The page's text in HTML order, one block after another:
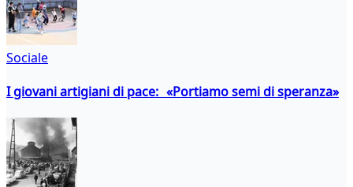
Sociale
I giovani artigiani di pace: «Portiamo semi di speranza»